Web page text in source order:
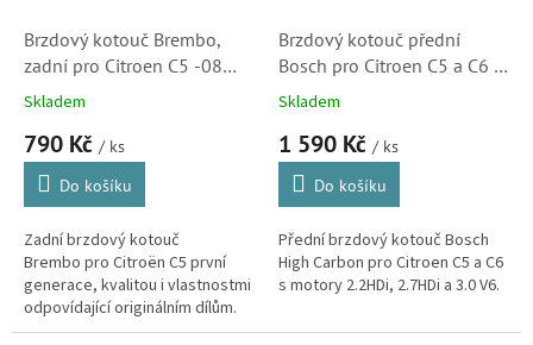
Brzdový kotouč Brembo,
zadní pro Citroen C5 -08
(0986478981, 4246W4)
Skladem
790 Kč / ks
Do košíku
Zadní brzdový kotouč
Brembo pro Citroën C5 první
generace, kvalitou i vlastnostmi
odpovídající originálním dílům.
Brembo je dodavatelem
Brzdový kotouč přední
Bosch pro Citroen C5 a C6 s
motory 2.2HDi, 2.7HDi a 3.0
0986479529)
Skladem
1 590 Kč / ks
Do košíku
Přední brzdový kotouč Bosch
High Carbon pro Citroen C5 a C6
s motory 2.2HDi, 2.7HDi a 3.0 V6.